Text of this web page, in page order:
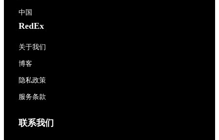
中国
RedEx
关于我们
博客
隐私政策
服务条款
联系我们